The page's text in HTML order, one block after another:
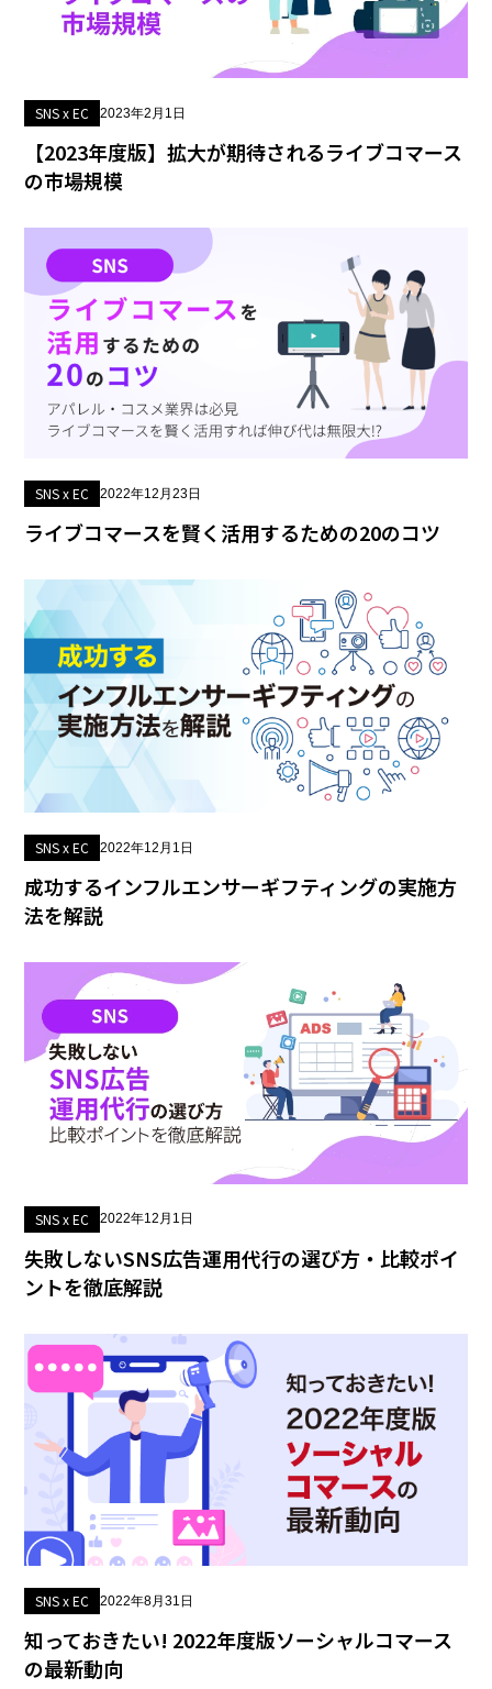
SNS x EC 2023年2月1日
【2023年度版】拡大が期待されるライブコマース
の市場規模
SNS x EC 2022年12月23日
ライブコマースを賢く活用するための20のコツ
SNS x EC 2022年12月1日
成功するインフルエンサーギフティングの実施方
法を解説
SNS x EC 2022年12月1日
失敗しないSNS広告運用代行の選び方・比較ポイ
ントを徹底解説
SNS x EC 2022年8月31日
知っておきたい! 2022年度版ソーシャルコマース
の最新動向